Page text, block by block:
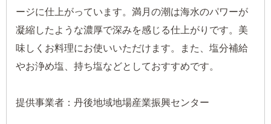
ージに仕上がっています。満月の潮は海水のパワーが
凝縮したような濃厚で深みを感じる仕上がりです。美
味しくお料理にお使いいただけます。また、塩分補給
やお浄め塩、持ち塩などとしておすすめです。
提供事業者：丹後地域地場産業振興センター